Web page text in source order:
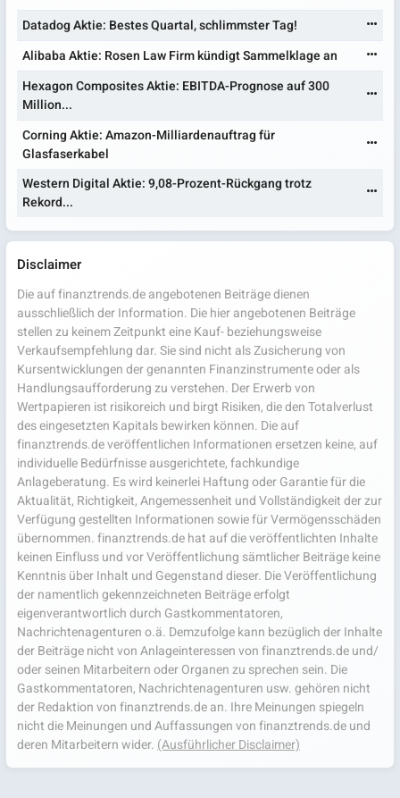
Datadog Aktie: Bestes Quartal, schlimmster Tag!
Alibaba Aktie: Rosen Law Firm kündigt Sammelklage an
Hexagon Composites Aktie: EBITDA-Prognose auf 300
Million...
Corning Aktie: Amazon-Milliardenauftrag für
Glasfaserkabel
Western Digital Aktie: 9,08-Prozent-Rückgang trotz
Rekord...
Disclaimer
Die auf finanztrends.de angebotenen Beiträge dienen
ausschließlich der Information. Die hier angebotenen Beiträge
stellen zu keinem Zeitpunkt eine Kauf- beziehungsweise
Verkaufsempfehlung dar. Sie sind nicht als Zusicherung von
Kursentwicklungen der genannten Finanzinstrumente oder als
Handlungsaufforderung zu verstehen. Der Erwerb von
Wertpapieren ist risikoreich und birgt Risiken, die den Totalverlust
des eingesetzten Kapitals bewirken können. Die auf
finanztrends.de veröffentlichen Informationen ersetzen keine, auf
individuelle Bedürfnisse ausgerichtete, fachkundige
Anlageberatung. Es wird keinerlei Haftung oder Garantie für die
Aktualität, Richtigkeit, Angemessenheit und Vollständigkeit der zur
Verfügung gestellten Informationen sowie für Vermögensschäden
übernommen. finanztrends.de hat auf die veröffentlichten Inhalte
keinen Einfluss und vor Veröffentlichung sämtlicher Beiträge keine
Kenntnis über Inhalt und Gegenstand dieser. Die Veröffentlichung
der namentlich gekennzeichneten Beiträge erfolgt
eigenverantwortlich durch Gastkommentatoren,
Nachrichtenagenturen o.ä. Demzufolge kann bezüglich der Inhalte
der Beiträge nicht von Anlageinteressen von finanztrends.de und/
oder seinen Mitarbeitern oder Organen zu sprechen sein. Die
Gastkommentatoren, Nachrichtenagenturen usw. gehören nicht
der Redaktion von finanztrends.de an. Ihre Meinungen spiegeln
nicht die Meinungen und Auffassungen von finanztrends.de und
deren Mitarbeitern wider. (Ausführlicher Disclaimer)